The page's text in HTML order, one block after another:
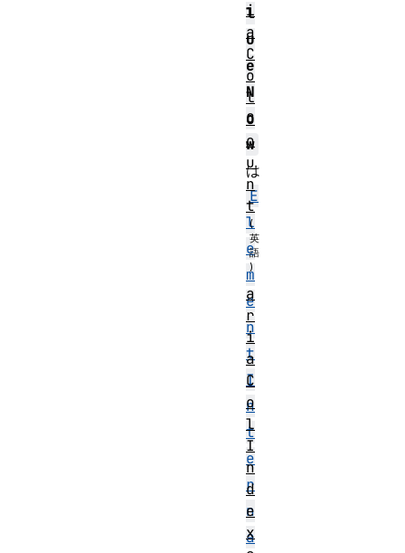
l
u
e
N
o
w
は
E
l
e
m
e
n
t
I
n
t
e
r
n
a
i
a
C
o
l
C
o
u
n
t
a
r
i
a
C
o
l
I
n
d
e
x